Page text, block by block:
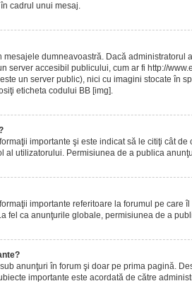
cadrul unui mesaj.
mesajele dumneavoastră. Dacă
server accesibil publicului, cum ar fi http://
un server public), nici cu imagini stocate în
eticheta codului BB [img].
importante şi este indicat să le citiţi cât
al utilizatorului. Permisiunea de a publica
importante referitoare la forumul pe care
fel ca anunţurile globale, permisiunea de a
anunţuri în forum şi doar pe prima pagină.
importante este acordată de către